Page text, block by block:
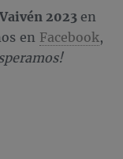
Vaivén 2023en
en Facebook,